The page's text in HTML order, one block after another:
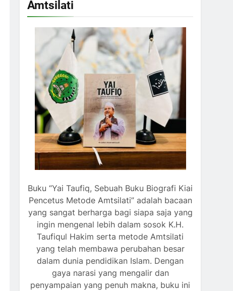
Amtsilati
Buku “Yai Taufiq, Sebuah Buku Biografi Kiai
Pencetus Metode Amtsilati” adalah bacaan
yang sangat berharga bagi siapa saja yang
ingin mengenal lebih dalam sosok K.H.
Taufiqul Hakim serta metode Amtsilati
yang telah membawa perubahan besar
dalam dunia pendidikan Islam. Dengan
gaya narasi yang mengalir dan
penyampaian yang penuh makna, buku ini